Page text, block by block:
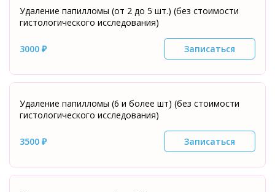
Удаление папилломы (от 2 до 5 шт.) (без стоимости
гистологического исследования)
3000 ₽ Записаться
Удаление папилломы (6 и более шт) (без стоимости
гистологического исследования)
3500 ₽ Записаться